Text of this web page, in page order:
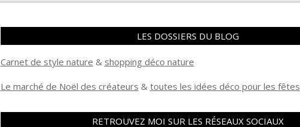
LES DOSSIERS DU BLOG
Carnet de style nature & shopping déco nature
Le marché de Noël des créateurs & toutes les idées déco pour les fêtes
RETROUVEZ MOI SUR LES RÉSEAUX SOCIAUX